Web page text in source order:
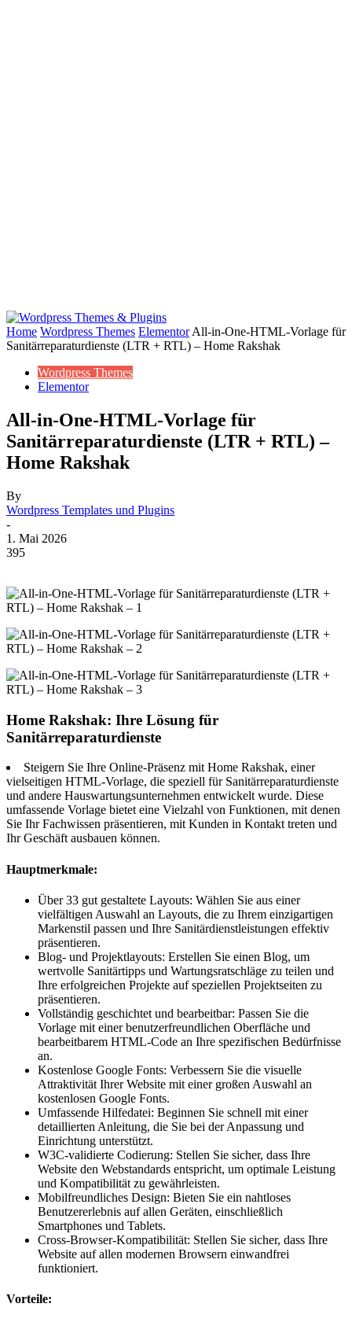
Home Wordpress Themes Elementor All-in-One-HTML-Vorlage für
Sanitärreparaturdienste (LTR + RTL) – Home Rakshak
Wordpress Themes
Elementor
All-in-One-HTML-Vorlage für
Sanitärreparaturdienste (LTR + RTL) –
Home Rakshak
By
Wordpress Templates und Plugins
-
1. Mai 2026
395
Home Rakshak: Ihre Lösung für
Sanitärreparaturdienste
Steigern Sie Ihre Online-Präsenz mit Home Rakshak, einer
vielseitigen HTML-Vorlage, die speziell für Sanitärreparaturdienste
und andere Hauswartungsunternehmen entwickelt wurde. Diese
umfassende Vorlage bietet eine Vielzahl von Funktionen, mit denen
Sie Ihr Fachwissen präsentieren, mit Kunden in Kontakt treten und
Ihr Geschäft ausbauen können.
Hauptmerkmale:
Über 33 gut gestaltete Layouts: Wählen Sie aus einer
vielfältigen Auswahl an Layouts, die zu Ihrem einzigartigen
Markenstil passen und Ihre Sanitärdienstleistungen effektiv
präsentieren.
Blog- und Projektlayouts: Erstellen Sie einen Blog, um
wertvolle Sanitärtipps und Wartungsratschläge zu teilen und
Ihre erfolgreichen Projekte auf speziellen Projektseiten zu
präsentieren.
Vollständig geschichtet und bearbeitbar: Passen Sie die
Vorlage mit einer benutzerfreundlichen Oberfläche und
bearbeitbarem HTML-Code an Ihre spezifischen Bedürfnisse
an.
Kostenlose Google Fonts: Verbessern Sie die visuelle
Attraktivität Ihrer Website mit einer großen Auswahl an
kostenlosen Google Fonts.
Umfassende Hilfedatei: Beginnen Sie schnell mit einer
detaillierten Anleitung, die Sie bei der Anpassung und
Einrichtung unterstützt.
W3C-validierte Codierung: Stellen Sie sicher, dass Ihre
Website den Webstandards entspricht, um optimale Leistung
und Kompatibilität zu gewährleisten.
Mobilfreundliches Design: Bieten Sie ein nahtloses
Benutzererlebnis auf allen Geräten, einschließlich
Smartphones und Tablets.
Cross-Browser-Kompatibilität: Stellen Sie sicher, dass Ihre
Website auf allen modernen Browsern einwandfrei
funktioniert.
Vorteile: